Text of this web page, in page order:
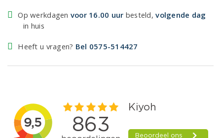
Op werkdagen voor 16.00 uur besteld,volgende dag
in huis
Heeft u vragen? Bel 0575-514427